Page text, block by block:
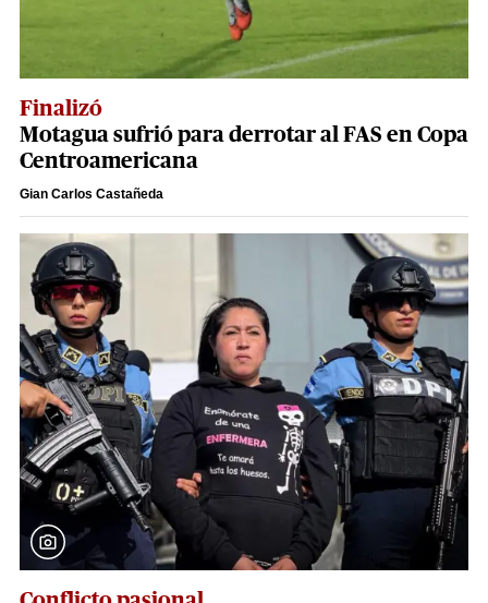
Finalizó
Motagua sufrió para derrotar al FAS en Copa
Centroamericana
Gian Carlos Castañeda